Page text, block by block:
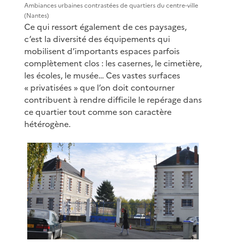
Ambiances urbaines contrastées de quartiers du centre-ville
(Nantes)
Ce qui ressort également de ces paysages,
c’est la diversité des équipements qui
mobilisent d’importants espaces parfois
complètement clos : les casernes, le cimetière,
les écoles, le musée… Ces vastes surfaces
« privatisées » que l’on doit contourner
contribuent à rendre difficile le repérage dans
ce quartier tout comme son caractère
hétérogène.